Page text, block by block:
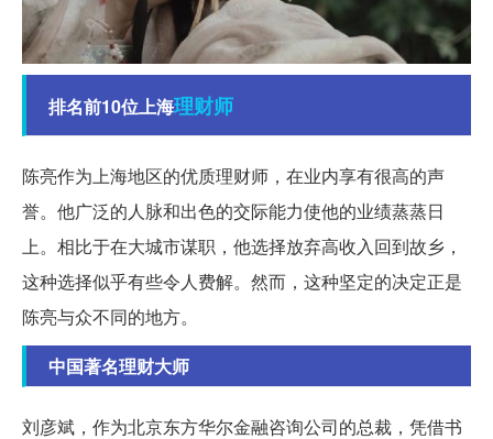
排名前10位上海理财师
陈亮作为上海地区的优质理财师，在业内享有很高的声
誉。他广泛的人脉和出色的交际能力使他的业绩蒸蒸日
上。相比于在大城市谋职，他选择放弃高收入回到故乡，
这种选择似乎有些令人费解。然而，这种坚定的决定正是
陈亮与众不同的地方。
中国著名理财大师
刘彦斌，作为北京东方华尔金融咨询公司的总裁，凭借书